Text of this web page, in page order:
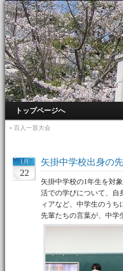
トップページへ
« 百人一首大会
1月
22
矢掛中学校出身の
矢掛中学校の1年生を対
活での学びについて、自
ィアなど、中学生のう
先輩たちの言葉が、中学